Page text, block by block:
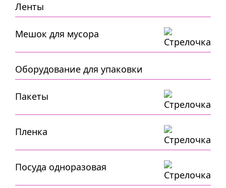
Ленты
Мешок для мусора
Оборудование для упаковки
Пакеты
Пленка
Посуда одноразовая